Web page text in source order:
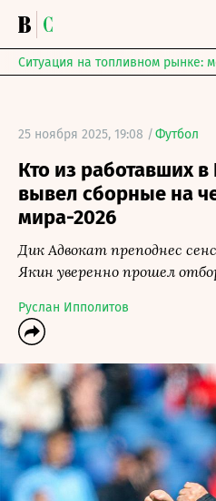
Ситуация на топливном рынке:
25 ноября 2025, 19:08 /Футбол
Кто из работавших
вывел сборные на
мира-2026
Дик Адвокат преподнес
Якин уверенно прошел
Руслан Ипполитов